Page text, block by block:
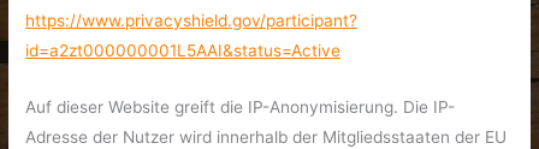
https://www.privacyshield.gov/participant?
id=a2zt000000001L5AAI&status=Active
Auf dieser Website greift die IP-Anonymisierung. Die IP-
Adresse der Nutzer wird innerhalb der Mitgliedsstaaten der EU